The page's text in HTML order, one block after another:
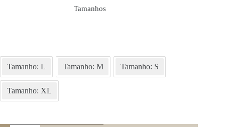
Tamanhos
Tamanho: L Tamanho: M Tamanho: S
Tamanho: XL